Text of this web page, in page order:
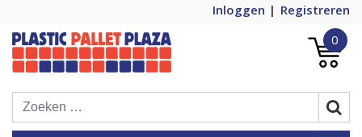
Inloggen
Registreren
Plastic Pallet Plaza
Plastic Pallets Plaza, de nummer 1 in
Europa!
0